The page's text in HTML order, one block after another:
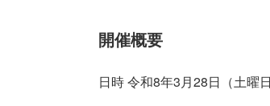
開催概要
日時 令和8年3月28日（土曜